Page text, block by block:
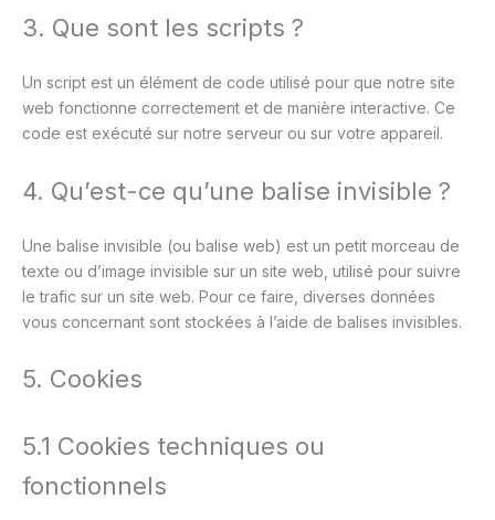
3. Que sont les scripts ?
Un script est un élément de code utilisé pour que notre site
web fonctionne correctement et de manière interactive. Ce
code est exécuté sur notre serveur ou sur votre appareil.
4. Qu’est-ce qu’une balise invisible ?
Une balise invisible (ou balise web) est un petit morceau de
texte ou d’image invisible sur un site web, utilisé pour suivre
le trafic sur un site web. Pour ce faire, diverses données
vous concernant sont stockées à l’aide de balises invisibles.
5. Cookies
5.1 Cookies techniques ou
fonctionnels